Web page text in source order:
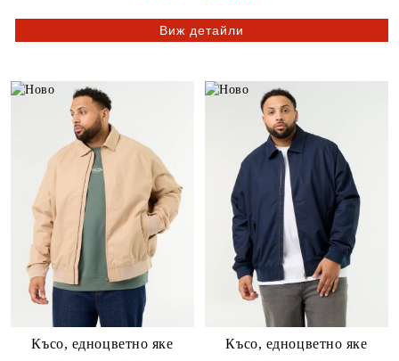
Виж детайли
Късо, едноцветно яке
Късо, едноцветно яке